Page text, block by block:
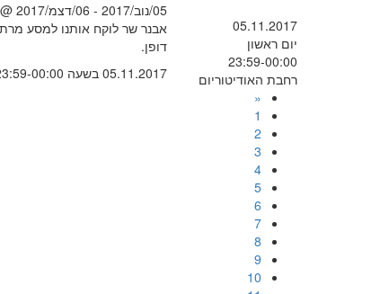
05.11.2017
יום ראשון
23:59-00:00
רחבת האודיטוריום
05/נוב/2017 - 06/דצמ/2017 @ כל היום -
אבנר שר לוקח אותנו למסע
דופן.
05.11.2017 בשעה 23:59-00:00
«
1
2
3
4
5
6
7
8
9
10